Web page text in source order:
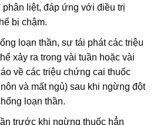
phân liệt, đáp ứng với điều trị
bị chậm.
loạn thần, sự tái phát các triệu
xảy ra trong vài tuần hoặc vài
về các triệu chứng cai thuốc
và mất ngủ) sau khi ngừng đột
loạn thần.
trước khi ngừng thuốc hẳn